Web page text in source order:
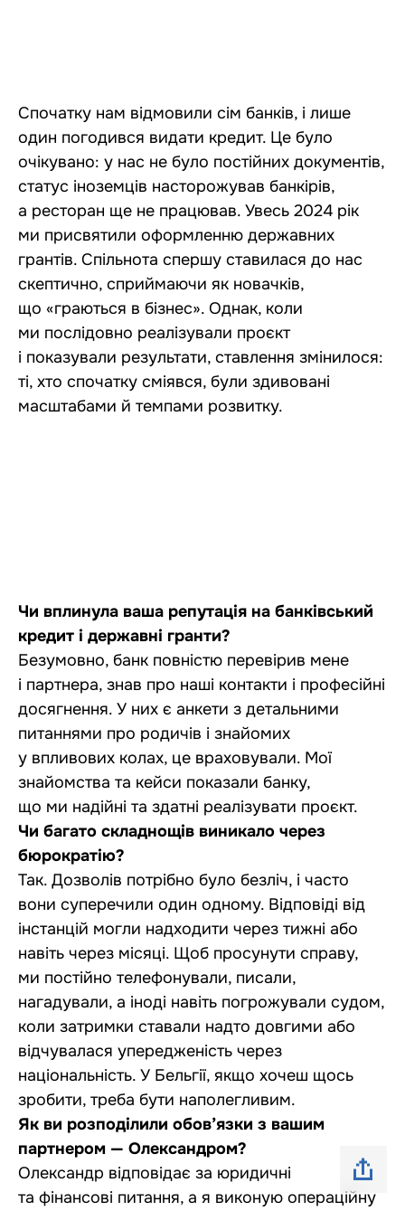
Спочатку нам відмовили сім банків, і лише
один погодився видати кредит. Це було
очікувано: у нас не було постійних документів,
статус іноземців насторожував банкірів,
а ресторан ще не працював. Увесь 2024 рік
ми присвятили оформленню державних
грантів. Спільнота спершу ставилася до нас
скептично, сприймаючи як новачків,
що «граються в бізнес». Однак, коли
ми послідовно реалізували проєкт
і показували результати, ставлення змінилося:
ті, хто спочатку сміявся, були здивовані
масштабами й темпами розвитку.
Чи вплинула ваша репутація на банківський
кредит і державні гранти?
Безумовно, банк повністю перевірив мене
і партнера, знав про наші контакти і професійні
досягнення. У них є анкети з детальними
питаннями про родичів і знайомих
у впливових колах, це враховували. Мої
знайомства та кейси показали банку,
що ми надійні та здатні реалізувати проєкт.
Чи багато складнощів виникало через
бюрократію?
Так. Дозволів потрібно було безліч, і часто
вони суперечили один одному. Відповіді від
інстанцій могли надходити через тижні або
навіть через місяці. Щоб просунути справу,
ми постійно телефонували, писали,
нагадували, а іноді навіть погрожували судом,
коли затримки ставали надто довгими або
відчувалася упередженість через
національність. У Бельгії, якщо хочеш щось
зробити, треба бути наполегливим.
Як ви розподілили обов’язки з вашим
партнером — Олександром?
Олександр відповідає за юридичні
та фінансові питання, а я виконую операційну